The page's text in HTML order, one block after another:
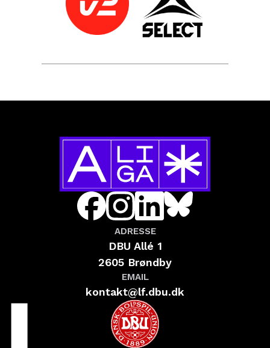
ADRESSE
DBU Allé 1
2605 Brøndby
EMAIL
kontakt@lf.dbu.dk